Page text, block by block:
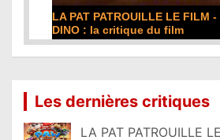
LA PAT PATROUILLE LE FILM -
DINO : la critique du film
Les dernières critiques
LA PAT PATROUILLE